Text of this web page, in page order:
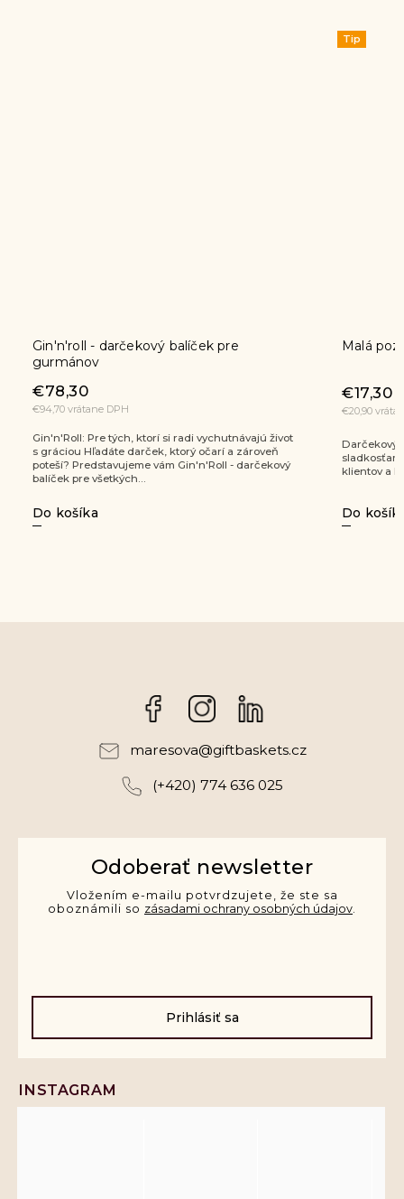
Malá pozornosť
€20,90 vrátane DPH
€17,30
Do košíka
Darčekový balíček s miešanými kokteilmi a
sladkosťami. Vkusná firemná pozornosť pre
klientov a kolegov.
€78,30
Do
sadou.
FacebookInstagram
maresova@giftbaskets.cz
(+420) 774 636 025
Odoberať newsletter
Vložením e-mailu potvrdzujete, že ste sa
oboznámili so zásadami ochrany osobných údajov.
Prihlásiť sa
INSTAGRAM